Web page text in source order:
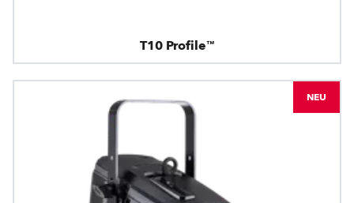
T10 Profile™
NEU